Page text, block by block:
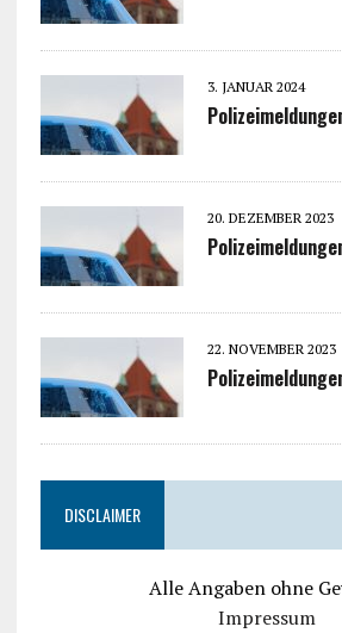
3. JANUAR 2024
20. DEZEMBER 2023
22. NOVEMBER 2023
DISCLAIMER
Alle Angaben ohne
Impressum